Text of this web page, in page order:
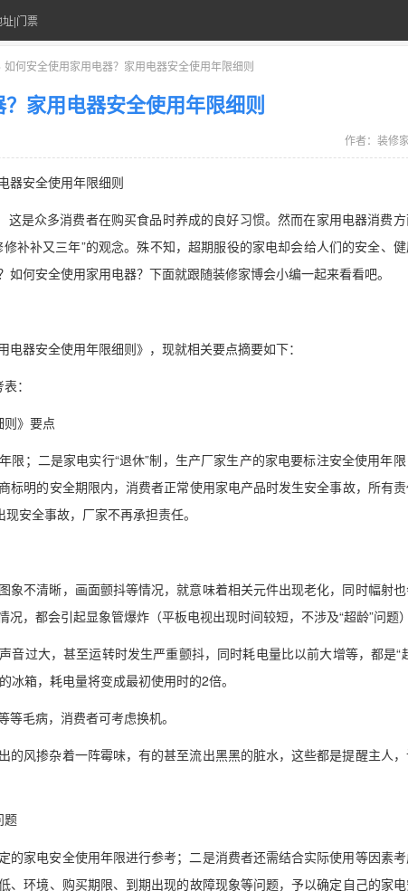
|门票
如何安全使用家用电器？家用电器安全使用年限细则
家用电器安全使用年限细则
作者： 装修
器安全使用年限细则
这是众多消费者在购买食品时养成的良好习惯。然而在家用电器消费方
补补又三年”的观念。殊不知，超期服役的家电却会给人们的安全、
何安全使用家用电器？下面就跟随装修家博会小编一起来看看吧。
电器安全使用年限细则》，现就相关要点摘要如下：
：
》要点
限；二是家电实行“退休”制，生产厂家生产的家电要标注安全使用年
标明的安全期限内，消费者正常使用家电产品时发生安全事故，所有
安全事故，厂家不再承担责任。
象不清晰，画面颤抖等情况，就意味着相关元件出现老化，同时幅射
，都会引起显象管爆炸（平板电视出现时间较短，不涉及“超龄”问题）
音过大，甚至运转时发生严重颤抖，同时耗电量比以前大增等，都是“
冰箱，耗电量将变成最初使用时的2倍。
毛病，消费者可考虑换机。
的风掺杂着一阵霉味，有的甚至流出黑黑的脏水，这些都是提醒主人
题
的家电安全使用年限进行参考；二是消费者还需结合实际使用等因素
、环境、购买期限、到期出现的故障现象等问题，予以确定自己的家